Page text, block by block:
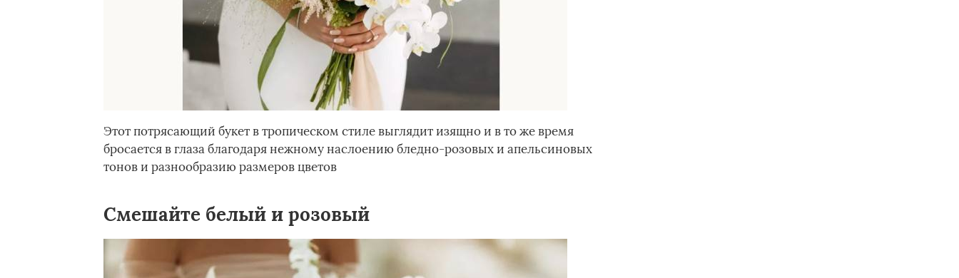
Этот потрясающий букет в тропическом стиле выглядит изящно и в то же время
бросается в глаза благодаря нежному наслоению бледно-розовых и апельсиновых
тонов и разнообразию размеров цветов
Смешайте белый и розовый